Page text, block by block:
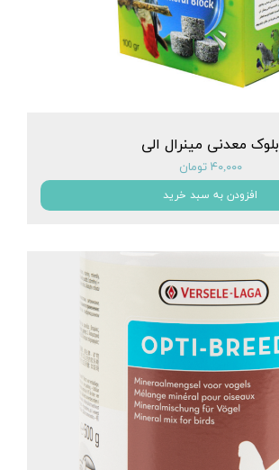
بلوک معدنی مینرال الی
۴۰,۰۰۰ تومان
افزودن به سبد خرید